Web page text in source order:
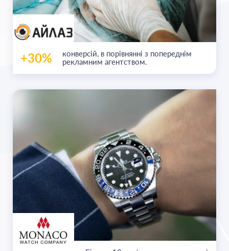
+30%
конверсій, в порівнянні з попереднім
рекламним агентством.